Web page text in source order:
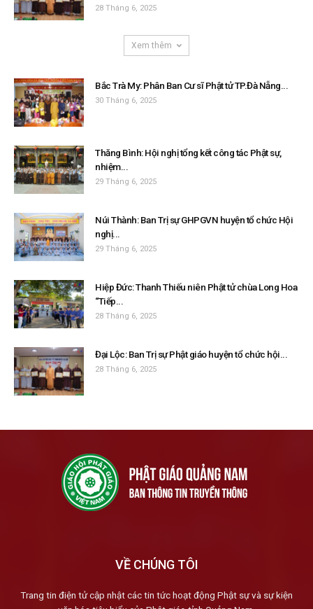
28 Tháng 6, 2025
Xem thêm
Bắc Trà My: Phân Ban Cư sĩ Phật tử TP.Đà Nẵng...
30 Tháng 6, 2025
Thăng Bình: Hội nghị tổng kết công tác Phật sự,
nhiệm...
29 Tháng 6, 2025
Núi Thành: Ban Trị sự GHPGVN huyện tổ chức Hội
nghị...
29 Tháng 6, 2025
Hiệp Đức: Thanh Thiếu niên Phật tử chùa Long Hoa
“Tiếp...
28 Tháng 6, 2025
Đại Lộc: Ban Trị sự Phật giáo huyện tổ chức hội...
28 Tháng 6, 2025
VỀ CHÚNG TÔI
Trang tin điện tử cập nhật các tin tức hoạt động Phật sự và sự kiện